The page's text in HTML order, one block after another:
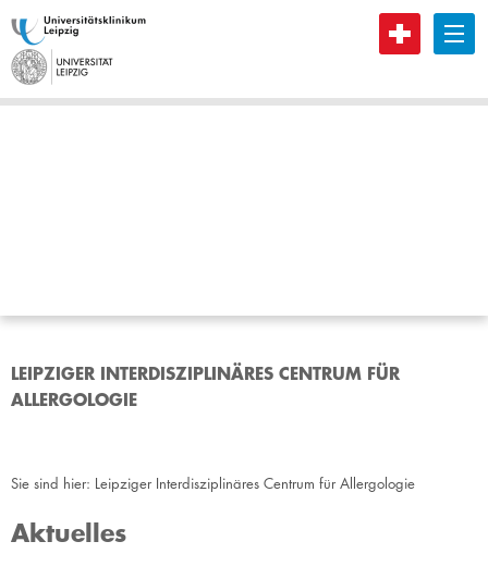
B
LEIPZIGER INTERDISZIPLINÄRES CENTRUM FÜR
ALLERGOLOGIE
Sie sind hier: Leipziger Interdisziplinäres Centrum für Allergologie
Aktuelles